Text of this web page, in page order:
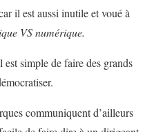
il est aussi inutile et voué à
VS numérique.
simple de faire des grands
communiquent d’ailleurs